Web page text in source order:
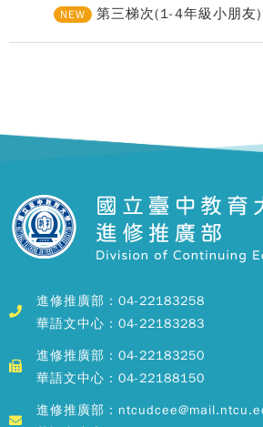
NEW 第三梯次(1-4年級小朋友)
進修推廣部：04-22183258
華語文中心：04-22183283
進修推廣部：04-22183250
華語文中心：04-22188150
進修推廣部：